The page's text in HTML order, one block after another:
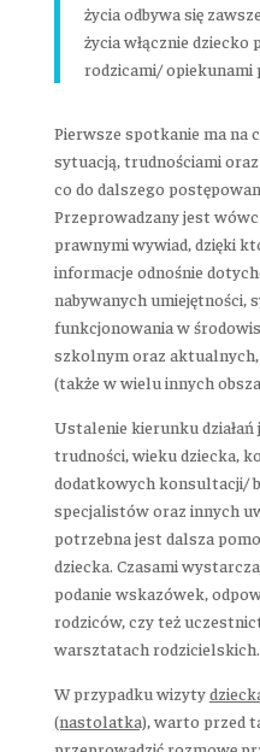
życia odbywa się
życia włącznie
rodzicami/ opiekunami
Pierwsze spotkanie ma na
sytuacją, trudnościami
co do dalszego
Przeprowadzany jest
prawnymi wywiad, dzięki
informacje odnośnie
nabywanych umiejętności,
funkcjonowania w
szkolnym oraz
(także w wielu innych
Ustalenie kierunku działań
trudności, wieku dziecka,
dodatkowych konsultacji/
specjalistów oraz innych
potrzebna jest dalsza
dziecka. Czasami
podanie wskazówek,
rodziców, czy też
warsztatach rodzicielskich.
W przypadku wizyty
(nastolatka),warto przed